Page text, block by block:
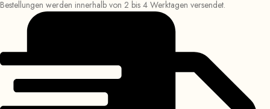
Bestellungen werden innerhalb von 2 bis 4 Werktagen versendet.